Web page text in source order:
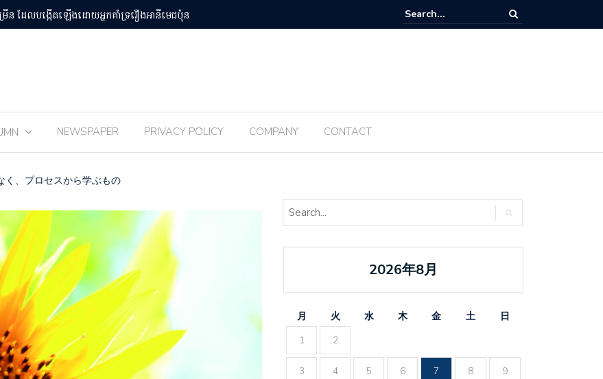
Kansai ពិធីបុណ្យ Tanabata ប្រចាំឆ្នាំ ២០២៥ ត្រូវបានធ្វើឡើងម្តងទៀតនៅឆ្នាំនេះ
NEWSPAPER PRIVACY POLICY COMPANY CONTACT
く、プロセスから学ぶもの
2026年8月
月 火 水 木 金 土
日
1
2
3 4 5 6 7 8 9